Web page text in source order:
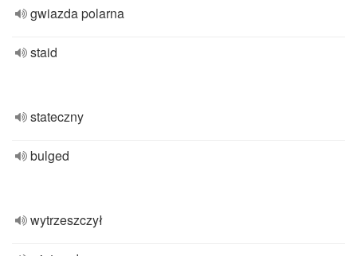
gwiazda polarna
staid
stateczny
bulged
wytrzeszczył